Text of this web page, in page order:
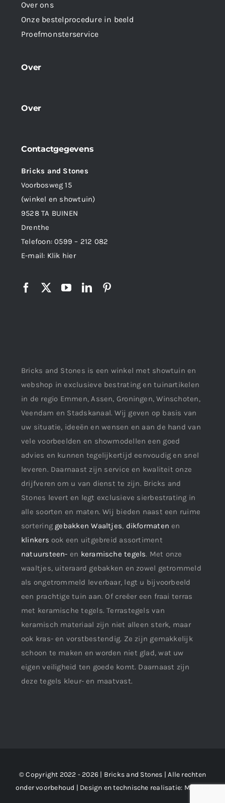
Over ons
Onze bestelprocedure in beeld
Proefmonsterservice
Over
Over
Contactgegevens
Bricks and Stones
Voorbosweg 15
(winkel en showtuin)
9528 TA BUINEN
Drenthe
Telefoon:0599 – 212 082
E-mail: Klik hier
Bricks and Stones is een winkel met showtuin en
webshop in exclusieve bestrating en tuinartikelen
in de regio Emmen, Assen, Groningen, Winschoten,
Veendam en Stadskanaal. Wij geven op basis van
uw situatie, ideeën en wensen en aan de hand van
vele voorbeelden en showmodellen een goed
advies en kunnen tegelijkertijd eenvoudig en snel
leveren. Daarnaast zijn service en kwaliteit onze
drijfveren om u van dienst te zijn. Bricks and
Stones levert en legt exclusieve sierbestrating in
alle soorten en maten. Wij bieden naast een ruime
sortering gebakken Waaltjes, dikformaten en
klinkers ook een uitgebreid assortiment
natuursteen- en keramische tegels. Met onze
waaltjes, uiteraard gebakken en zowel getrommeld
als ongetrommeld leverbaar, legt u bijvoorbeeld
een prachtige tuin aan. Of creëer een fraai terras
met keramische tegels. Terrastegels van
keramisch materiaal zijn niet alleen sterk, maar
ook kras- en vorstbestendig. Ze zijn gemakkelijk
schoon te maken en worden niet glad, wat uw
eigen veiligheid ten goede komt. Daarnaast zijn
deze tegels kleur- en maatvast.
© Copyright 2022 - 2026 | Bricks and Stones | Alle rechten
onder voorbehoud | Design en technische realisatie: M2 !dee